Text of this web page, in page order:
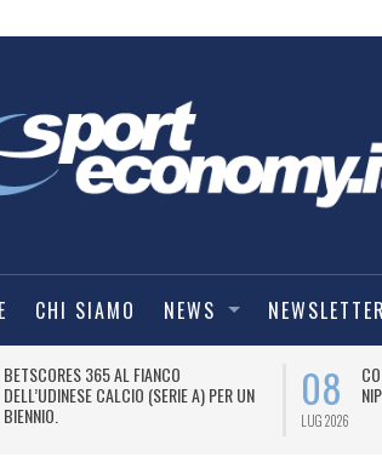
CHI SIAMO NEWS NEWSLETTER
BETSCORES 365 AL FIANCO
DELL’UDINESE CALCIO (SERIE A) PER UN
BIENNIO.
08
LUG 2026